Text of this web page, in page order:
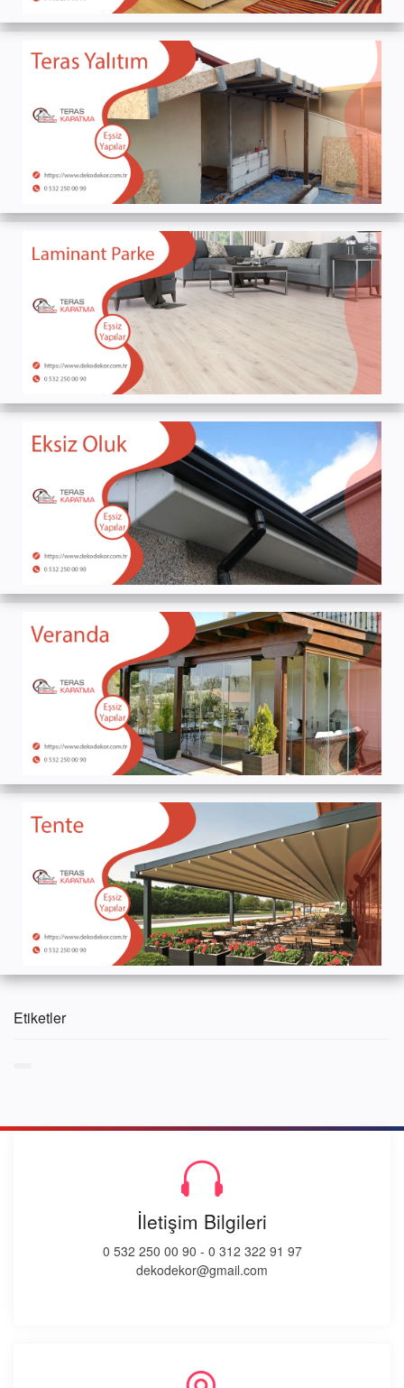
Etiketler
İletişim Bilgileri
0 532 250 00 90 - 0 312 322 91 97
dekodekor@gmail.com